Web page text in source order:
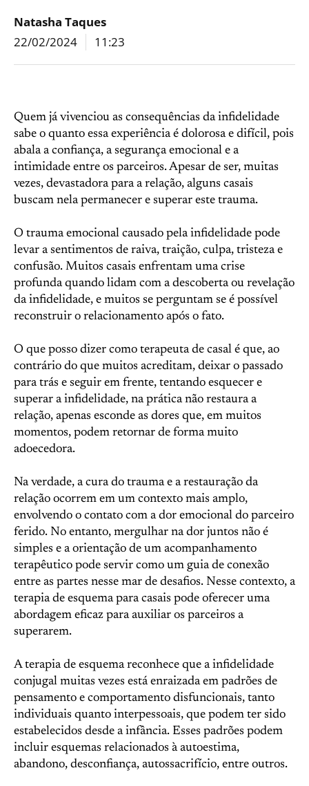
Natasha Taques
22/02/2024
11:23
Quem já vivenciou as consequências da infidelidade
sabe o quanto essa experiência é dolorosa e difícil, pois
abala a confiança, a segurança emocional e a
intimidade entre os parceiros. Apesar de ser, muitas
vezes, devastadora para a relação, alguns casais
buscam nela permanecer e superar este trauma.
O trauma emocional causado pela infidelidade pode
levar a sentimentos de raiva, traição, culpa, tristeza e
confusão. Muitos casais enfrentam uma crise
profunda quando lidam com a descoberta ou revelação
da infidelidade, e muitos se perguntam se é possível
reconstruir o relacionamento após o fato.
O que posso dizer como terapeuta de casal é que, ao
contrário do que muitos acreditam, deixar o passado
para trás e seguir em frente, tentando esquecer e
superar a infidelidade, na prática não restaura a
relação, apenas esconde as dores que, em muitos
momentos, podem retornar de forma muito
adoecedora.
Na verdade, a cura do trauma e a restauração da
relação ocorrem em um contexto mais amplo,
envolvendo o contato com a dor emocional do parceiro
ferido. No entanto, mergulhar na dor juntos não é
simples e a orientação de um acompanhamento
terapêutico pode servir como um guia de conexão
entre as partes nesse mar de desafios. Nesse contexto, a
terapia de esquema para casais pode oferecer uma
abordagem eficaz para auxiliar os parceiros a
superarem.
A terapia de esquema reconhece que a infidelidade
conjugal muitas vezes está enraizada em padrões de
pensamento e comportamento disfuncionais, tanto
individuais quanto interpessoais, que podem ter sido
estabelecidos desde a infância. Esses padrões podem
incluir esquemas relacionados à autoestima,
abandono, desconfiança, autossacrifício, entre outros.